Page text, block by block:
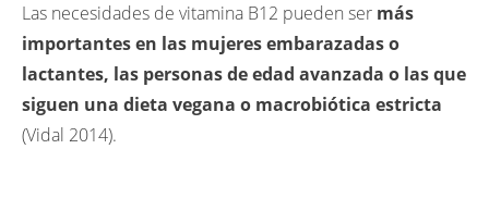
Las necesidades de vitamina B12 pueden ser más
importantes en las mujeres embarazadas o
lactantes, las personas de edad avanzada o las que
siguen una dieta vegana o macrobiótica estricta
(Vidal 2014).